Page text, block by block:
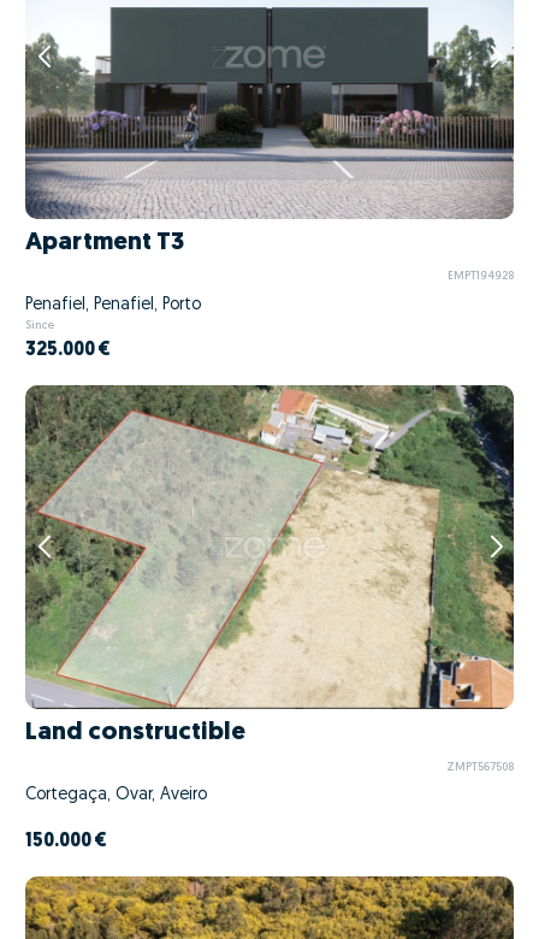
Apartment T3
EMPT194928
Penafiel, Penafiel, Porto
Since
325.000 €
Land constructible
ZMPT567508
Cortegaça, Ovar, Aveiro
150.000 €